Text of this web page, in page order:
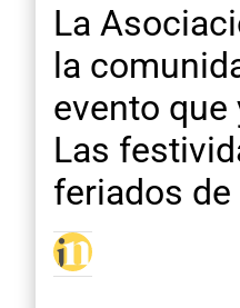
La
la
evento
Las
feriados de